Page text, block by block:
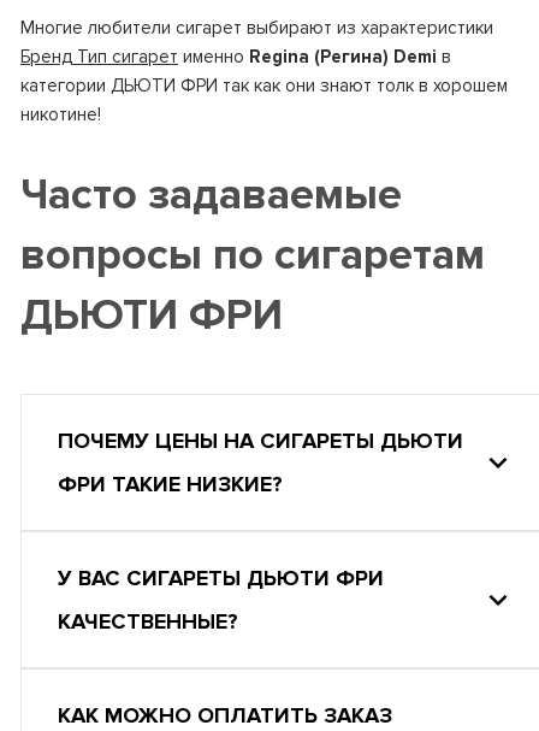
Многие любители сигарет выбирают из характеристики
Бренд Тип сигарет именно Regina (Регина) Demi в
категории ДЬЮТИ ФРИ так как они знают толк в хорошем
никотине!
Часто задаваемые
вопросы по сигаретам
ДЬЮТИ ФРИ
ПОЧЕМУ ЦЕНЫ НА СИГАРЕТЫ ДЬЮТИ
ФРИ ТАКИЕ НИЗКИЕ?
У ВАС СИГАРЕТЫ ДЬЮТИ ФРИ
КАЧЕСТВЕННЫЕ?
КАК МОЖНО ОПЛАТИТЬ ЗАКАЗ